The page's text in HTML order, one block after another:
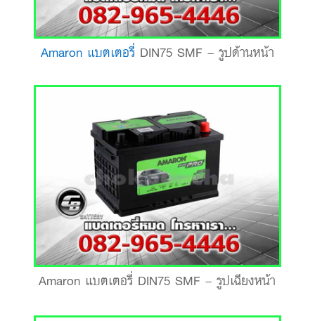
Amaron แบตเตอรี่DIN75 SMF – รูปด้านหน้า
Amaron แบตเตอรี่ DIN75 SMF – รูปเฉียงหน้า